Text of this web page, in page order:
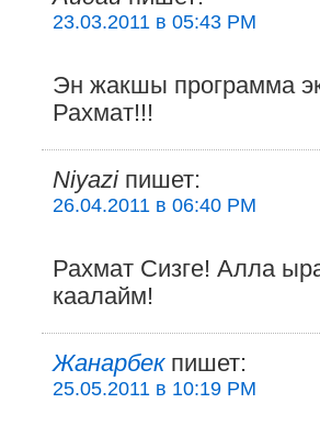
23.03.2011 в 05:43 PM
Эн жакшы программа
Рахмат!!!
Niyaziпишет:
26.04.2011 в 06:40 PM
Рахмат Сизге! Алла
каалайм!
Жанарбекпишет:
25.05.2011 в 10:19 PM